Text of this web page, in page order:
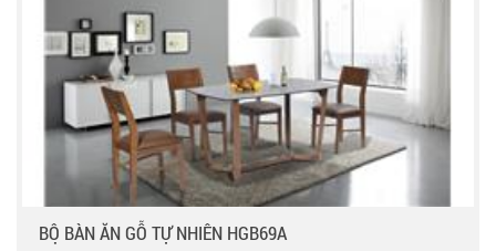
BỘ BÀN ĂN GỖ TỰ NHIÊN HGB69A